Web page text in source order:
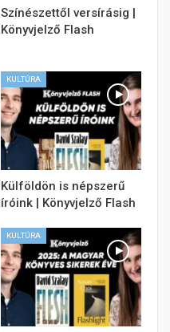
Színészettől versírásig |
Könyvjelző Flash
KULTÚRA
Külföldön is népszerű
íróink | Könyvjelző Flash
KULTÚRA